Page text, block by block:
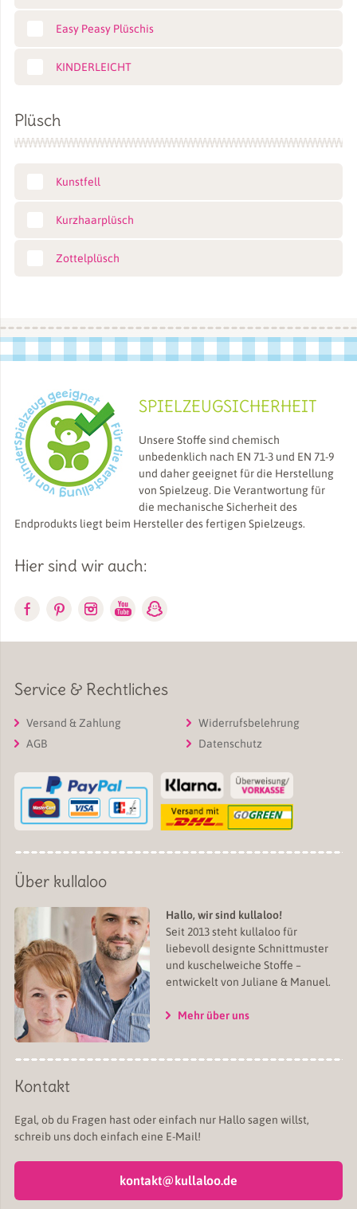
Easy Peasy Plüschis
KINDERLEICHT
Plüsch
Kunstfell
Kurzhaarplüsch
Zottelplüsch
SPIELZEUGSICHERHEIT
Unsere Stoffe sind chemisch
unbedenklich nach EN 71-3 und EN 71-9
und daher geeignet für die Herstellung
von Spielzeug. Die Verantwortung für
die mechanische Sicherheit des
Endprodukts liegt beim Hersteller des fertigen Spielzeugs.
Hier sind wir auch:
Service & Rechtliches
Versand & Zahlung
AGB
Widerrufsbelehrung
Datenschutz
Über kullaloo
Hallo, wir sind kullaloo!
Seit 2013 steht kullaloo für
liebevoll designte Schnittmuster
und kuschelweiche Stoffe –
entwickelt von Juliane & Manuel.
Mehr über uns
Kontakt
Egal, ob du Fragen hast oder einfach nur Hallo sagen willst,
schreib uns doch einfach eine E-Mail!
kontakt@kullaloo.de